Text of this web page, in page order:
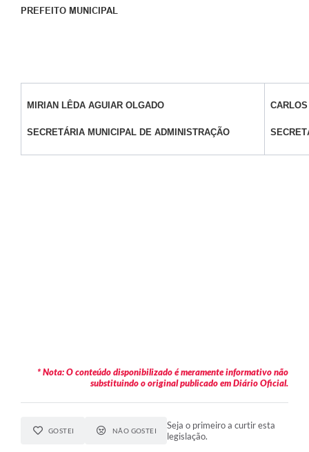
PREFEITO MUNICIPAL
MIRIAN LÊDA AGUIAR OLGADO
SECRETÁRIA MUNICIPAL DE ADMINISTRAÇÃO
* Nota: O conteúdo disponibilizado é meramente informativo não
substituindo o original publicado em Diário Oficial.
GOSTEI NÃO GOSTEI
Seja o primeiro a curtir esta
legislação.